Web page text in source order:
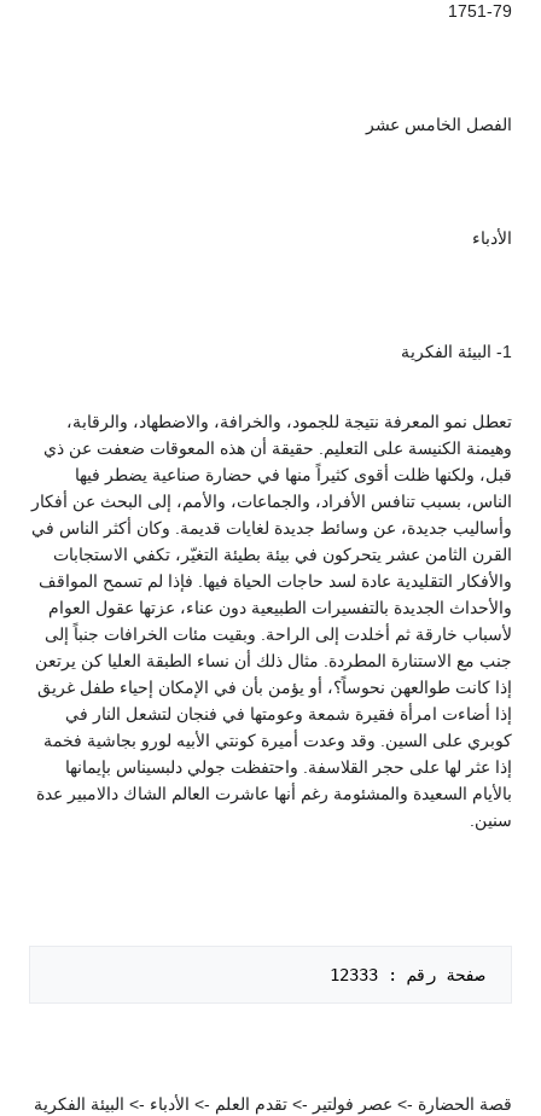
1751-79
الفصل الخامس عشر
الأدباء
1- البيئة الفكرية
تعطل نمو المعرفة نتيجة للجمود، والخرافة، والاضطهاد، والرقابة،
وهيمنة الكنيسة على التعليم. حقيقة أن هذه المعوقات ضعفت عن ذي
قبل، ولكنها ظلت أقوى كثيراً منها في حضارة صناعية يضطر فيها
الناس، بسبب تنافس الأفراد، والجماعات، والأمم، إلى البحث عن أفكار
وأساليب جديدة، عن وسائط جديدة لغايات قديمة. وكان أكثر الناس في
القرن الثامن عشر يتحركون في بيئة بطيئة التغيّر، تكفي الاستجابات
والأفكار التقليدية عادة لسد حاجات الحياة فيها. فإذا لم تسمح المواقف
والأحداث الجديدة بالتفسيرات الطبيعية دون عناء، عزتها عقول العوام
لأسباب خارقة ثم أخلدت إلى الراحة. وبقيت مئات الخرافات جنباً إلى
جنب مع الاستنارة المطردة. مثال ذلك أن نساء الطبقة العليا كن يرتعن
إذا كانت طوالعهن نحوساً؟، أو يؤمن بأن في الإمكان إحياء طفل غريق
إذا أضاءت امرأة فقيرة شمعة وعومتها في فنجان لتشعل النار في
كوبري على السين. وقد وعدت أميرة كونتي الأبيه لورو بجاشية فخمة
إذا عثر لها على حجر القلاسفة. واحتفظت جولي دلبسيناس بإيمانها
بالأيام السعيدة والمشئومة رغم أنها عاشرت العالم الشاك دالامبير عدة
سنين.
صفحة رقم : 12333
قصة الحضارة -> عصر فولتير -> تقدم العلم -> الأدباء -> البيئة الفكرية